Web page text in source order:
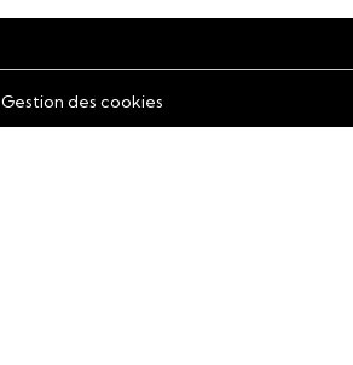
Gestion des cookies